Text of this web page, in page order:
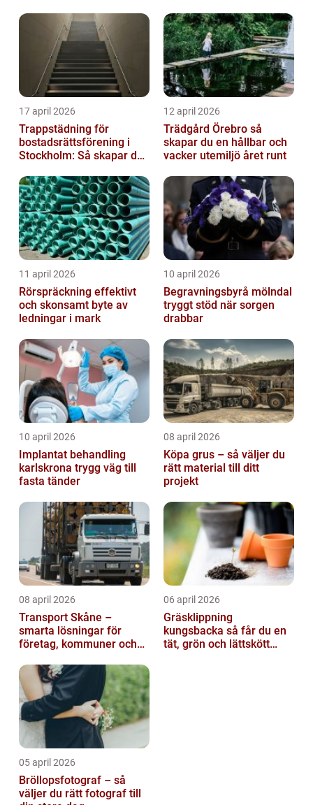
17 april 2026
Trappstädning för
bostadsrättsförening i
Stockholm: Så skapar du
trapphus...
12 april 2026
Trädgård Örebro så
skapar du en hållbar och
vacker utemiljö året runt
11 april 2026
Rörspräckning effektivt
och skonsamt byte av
ledningar i mark
10 april 2026
Begravningsbyrå mölndal
tryggt stöd när sorgen
drabbar
10 april 2026
Implantat behandling
karlskrona trygg väg till
fasta tänder
08 april 2026
Köpa grus – så väljer du
rätt material till ditt
projekt
08 april 2026
Transport Skåne –
smarta lösningar för
företag, kommuner och
06 april 2026
Gräsklippning
kungsbacka så får du en
tät, grön och lättskött
05 april 2026
Bröllopsfotograf – så
väljer du rätt fotograf till